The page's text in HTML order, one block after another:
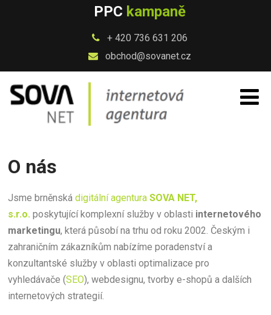
PPC kampaně
+ 420 736 631 206
obchod@sovanet.cz
O nás
Jsme brněnskádigitální agenturaSOVA NET,
s.r.o. poskytující komplexní služby v oblasti internetového
marketingu, která působí na trhu od roku 2002. Českým i
zahraničním zákazníkům nabízíme poradenství a
konzultantské služby v oblasti optimalizace pro
vyhledávače (SEO), webdesignu, tvorby e-shopů a dalších
internetových strategií.